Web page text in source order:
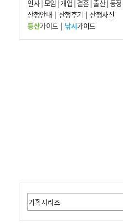
백악관서 트럼프 접견
8
서울 중랑구서 흉기 난동…60대
사망
인사|모임 | 개업 | 결혼|출산|동정
산행안내 | 산행후기 | 산행사진
등산가이드| 낚시가이드